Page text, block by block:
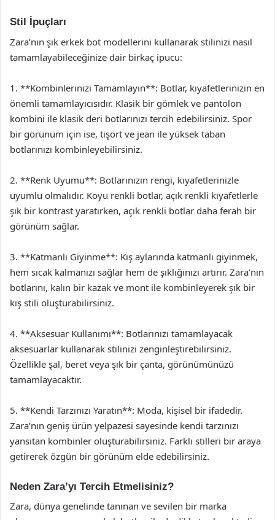
Stil İpuçları
Zara’nın şık erkek bot modellerini kullanarak stilinizi nasıl
tamamlayabileceğinize dair birkaç ipucu:
1. **Kombinlerinizi Tamamlayın**: Botlar, kıyafetlerinizin en
önemli tamamlayıcısıdır. Klasik bir gömlek ve pantolon
kombini ile klasik deri botlarınızı tercih edebilirsiniz. Spor
bir görünüm için ise, tişört ve jean ile yüksek taban
botlarınızı kombinleyebilirsiniz.
2. **Renk Uyumu**: Botlarınızın rengi, kıyafetlerinizle
uyumlu olmalıdır. Koyu renkli botlar, açık renkli kıyafetlerle
şık bir kontrast yaratırken, açık renkli botlar daha ferah bir
görünüm sağlar.
3. **Katmanlı Giyinme**: Kış aylarında katmanlı giyinmek,
hem sıcak kalmanızı sağlar hem de şıklığınızı artırır. Zara’nın
botlarını, kalın bir kazak ve mont ile kombinleyerek şık bir
kış stili oluşturabilirsiniz.
4. **Aksesuar Kullanımı**: Botlarınızı tamamlayacak
aksesuarlar kullanarak stilinizi zenginleştirebilirsiniz.
Özellikle şal, beret veya şık bir çanta, görünümünüzü
tamamlayacaktır.
5. **Kendi Tarzınızı Yaratın**: Moda, kişisel bir ifadedir.
Zara’nın geniş ürün yelpazesi sayesinde kendi tarzınızı
yansıtan kombinler oluşturabilirsiniz. Farklı stilleri bir araya
getirerek özgün bir görünüm elde edebilirsiniz.
Neden Zara’yı Tercih Etmelisiniz?
Zara, dünya genelinde tanınan ve sevilen bir marka